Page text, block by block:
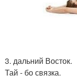
3. дальний Восток.
Тай - бо связка.